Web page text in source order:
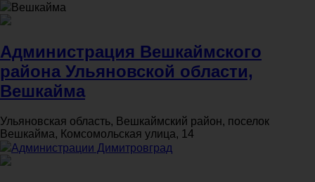
Вешкайма
Администрация Вешкаймского
района Ульяновской области,
Вешкайма
Ульяновская область, Вешкаймский район, поселок
Вешкайма, Комсомольская улица, 14
Администрации Димитровград